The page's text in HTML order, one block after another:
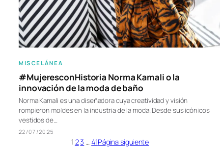
MISCELÁNEA
#MujeresconHistoria Norma Kamali o la
innovación de la moda de baño
Norma Kamali es una diseñadora cuya creatividad y visión
rompieron moldes en la industria de la moda. Desde sus icónicos
vestidos de…
22/07/2025
1 23 … 41Página siguiente